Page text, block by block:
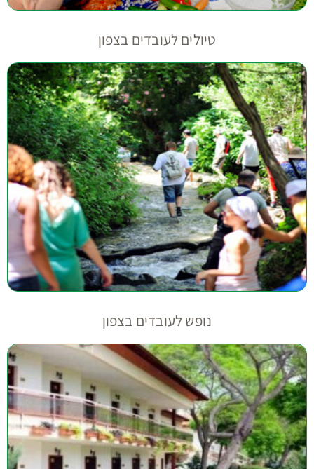
טיולים לעובדים בצפון
נופש לעובדים בצפון